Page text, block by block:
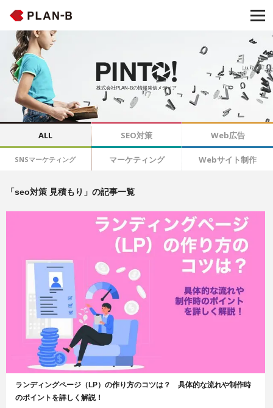
株式会社PLAN-Bの情報発信メディア
ALL SEO対策 Web広告
SNSマーケティング マーケティング Webサイト制作
「seo対策 見積もり」の記事一覧
ランディングページ（LP）の作り方のコツは？ 具体的な流れや制作時
のポイントを詳しく解説！